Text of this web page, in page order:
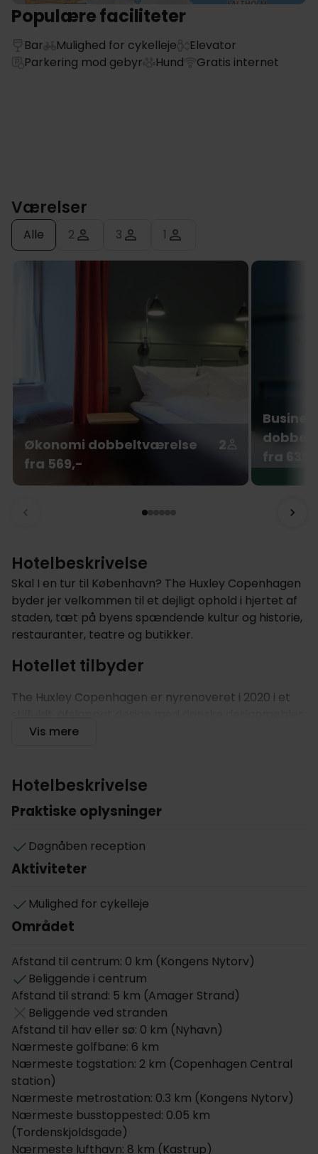
Populære faciliteter
Bar Mulighed for cykelleje
Elevator
Parkering mod gebyr
Hund Gratis internet
Værelser
Alle 2 3 1
Økonomi dobbeltværelse
2
fra 569,-
fra
Hotelbeskrivelse
Skal I en tur til København? The Huxley Copenhagen
byder jer velkommen til et dejligt ophold i hjertet af
staden, tæt på byens spændende kultur og historie,
restauranter, teatre og butikker.
Hotellet tilbyder
The Huxley Copenhagen er nyrenoveret i 2020 i et
lavet specielt til hotellet. Når I ankommer, kan I nyde
varierede og lækre morgenmad, inden Københavns
gåben, er I på strøget. To gader væk finder I Nyhavn
befinder sig i et levende kvarter med anerkendte
restauranter, uformel streetfood, hyggelige cafeer,
Der er nem parkering tæt på hotellet mod et
dagligt gebyr, og I tilbydes også cykler til leje. The
venlige hund, og jeres hund er naturligvis også
velkommen.
Værelserne
Hotellets 81 indbydende værelser findes i forskellige
størrelser, og passer godt til både par, familier og
grupper. Værelserne er indrettet med danske
designmøbler, og udmærker sig ved de yderst
komfortable senge. Alle værelser har eget
brusebad, fjernsyn, telefon, minibox og hårtørrer.
Hotellet tilbyder også allergivenlige værelser.
Vis mere
Hotelbeskrivelse
Praktiske oplysninger
Døgnåben reception
Aktiviteter
Mulighed for cykelleje
Området
Afstand til centrum: 0 km (Kongens Nytorv)
Beliggende i centrum
Afstand til strand: 5 km (Amager Strand)
Beliggende ved stranden
Afstand til hav eller sø: 0 km (Nyhavn)
Nærmeste golfbane: 6 km
Nærmeste togstation: 2 km (Copenhagen Central
station)
Nærmeste metrostation: 0.3 km (Kongens Nytorv)
Nærmeste busstoppested: 0.05 km
(Tordenskjoldsgade)
Nærmeste lufthavn: 8 km (Kastrup)